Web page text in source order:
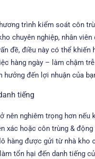
trình kiểm soát côn
chuyên nghiệp, nhân viên
đề, điều này có thể khiến
hàng ngày – làm chậm
hưởng đến lợi nhuận của
tiếng
nên nghiêm trọng hơn nếu
xác hoặc côn trùng & động
hàng được gửi từ nhà kho
tổn hại đến danh tiếng